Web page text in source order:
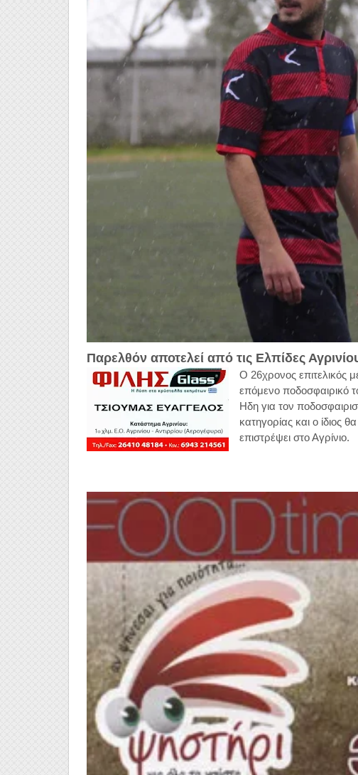
Παρελθόν αποτελεί από τις Ελπίδες
Ο 26χρονος επιτελικός
επόμενο ποδοσφαιρικό
Ηδη για τον
κατηγορίας και ο ίδιος
επιστρέψει στο Αγρίνιο.